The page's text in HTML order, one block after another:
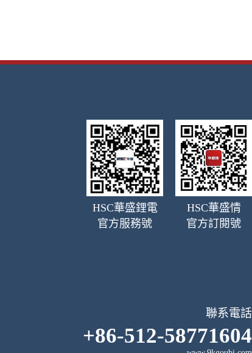
HSC華盛情
官方訂閱號
HSC華盛鋰電
官方服務號
聯系電話
+86-512-58771604